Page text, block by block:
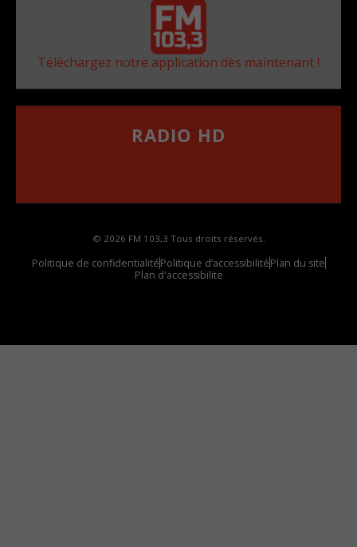
Téléchargez notre application dès maintenant !
RADIO HD
© 2026 FM 103,3 Tous droits réservés.
Politique de confidentialitéPolitique d’accessibilitéPlan du site
Plan d'accessibilite